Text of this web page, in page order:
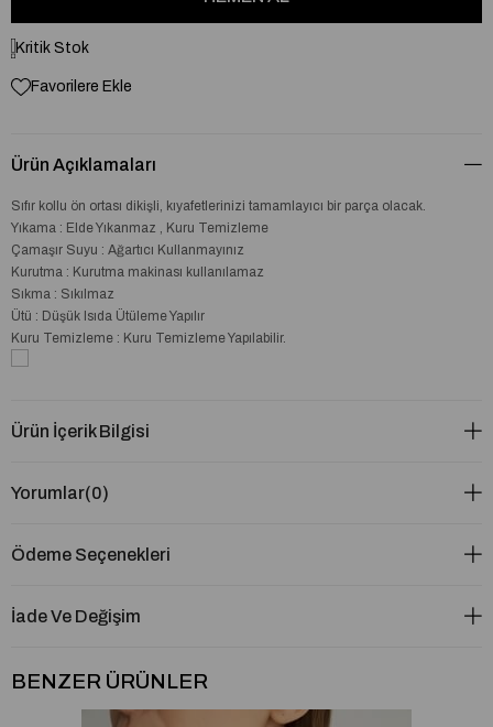
Kritik Stok
Favorilere Ekle
Ürün Açıklamaları
Sıfır kollu ön ortası dikişli, kıyafetlerinizi tamamlayıcı bir parça olacak.
Yıkama : Elde Yıkanmaz , Kuru Temizleme
Çamaşır Suyu : Ağartıcı Kullanmayınız
Kurutma : Kurutma makinası kullanılamaz
Sıkma : Sıkılmaz
Ütü : Düşük Isıda Ütüleme Yapılır
Kuru Temizleme : Kuru Temizleme Yapılabilir.
Ürün İçerik Bilgisi
Yorumlar(0)
Ödeme Seçenekleri
İade Ve Değişim
BENZER ÜRÜNLER